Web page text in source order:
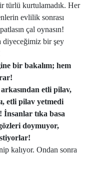
türlü kurtulamadık. Her
evlilik sonrası
çal oynasın!
diyeceğimiz bir şey
bir bakalım; hem
etli pilav,
etli pilav yetmedi
İnsanlar tıka basa
doymuyor,
kalıyor. Ondan sonra